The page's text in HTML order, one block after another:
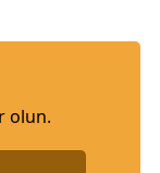
olun.